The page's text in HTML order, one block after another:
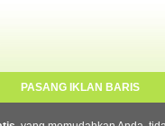
PASANG IKLAN BARIS